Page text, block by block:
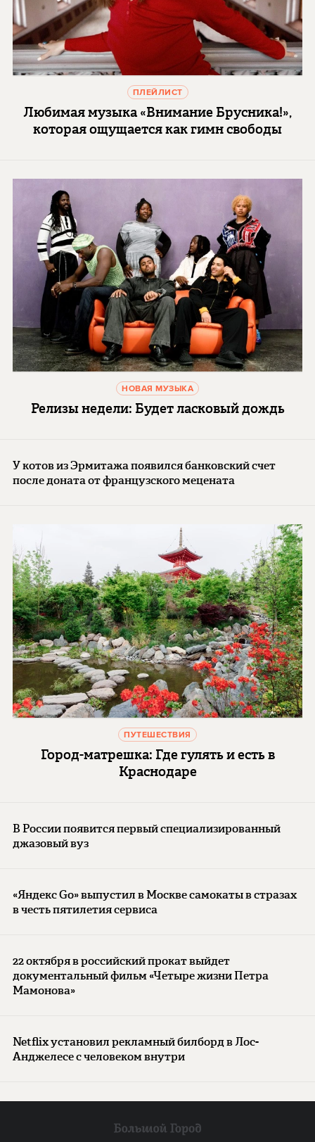
ПЛЕЙЛИСТ
Любимая музыка «Внимание Брусника!»,
которая ощущается как гимн свободы
НОВАЯ МУЗЫКА
Релизы недели: Будет ласковый дождь
У котов из Эрмитажа появился банковский счет
после доната от французского мецената
ПУТЕШЕСТВИЯ
Город-матрешка: Где гулять и есть в
Краснодаре
В России появится первый специализированный
джазовый вуз
«Яндекс Go» выпустил в Москве самокаты в стразах
в честь пятилетия сервиса
22 октября в российский прокат выйдет
документальный фильм «Четыре жизни Петра
Мамонова»
Netflix установил рекламный билборд в Лос-
Анджелесе с человеком внутри